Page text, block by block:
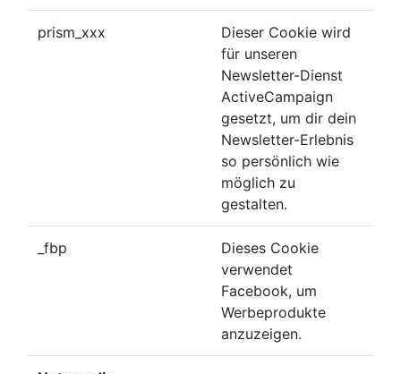
prism_xxx
Dieser Cookie wird
für unseren
Newsletter-Dienst
ActiveCampaign
gesetzt, um dir dein
Newsletter-Erlebnis
so persönlich wie
möglich zu
gestalten.
_fbp
Dieses Cookie
verwendet
Facebook, um
Werbeprodukte
anzuzeigen.